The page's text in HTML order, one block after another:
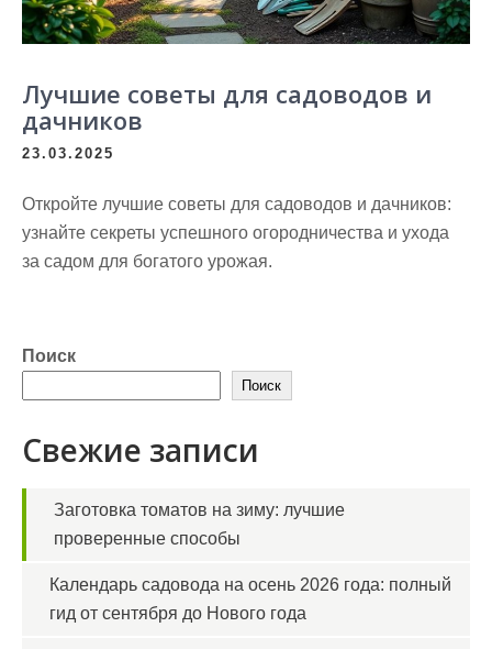
Лучшие советы для садоводов и
дачников
23.03.2025
Откройте лучшие советы для садоводов и дачников:
узнайте секреты успешного огородничества и ухода
за садом для богатого урожая.
Поиск
Поиск
Свежие записи
Заготовка томатов на зиму: лучшие
проверенные способы
Календарь садовода на осень 2026 года: полный
гид от сентября до Нового года